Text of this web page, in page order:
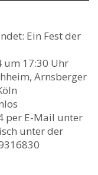
Ein Fest der
um 17:30 Uhr
Arnsberger
per E-Mail unter
unter der